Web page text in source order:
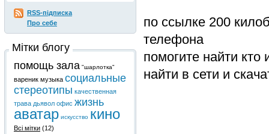
по ссылке 200
телефона
помогите найти
найти в сети и
RSS-підписка
Про себе
Мітки блогу
помощь зала "шарлотка"
вареник музыка социальные
стереотипы качественная
трава дьявол офис жизнь
аватар искусство кино
Всі мітки (12)